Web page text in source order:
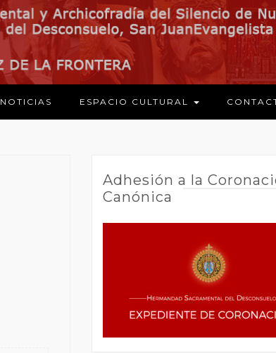
NOTICIAS ESPACIO CULTURAL
Adhesión a la
Canónica